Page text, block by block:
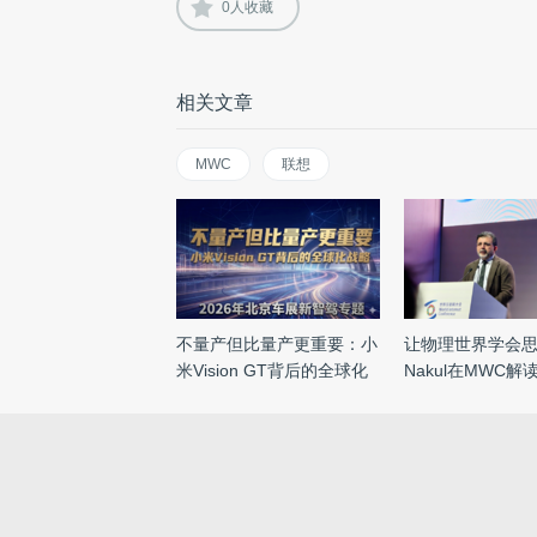
0人收藏
相关文章
MWC 联想
不量产但比量产更重要：小
米Vision GT背后的全球化
让物理世界学会
Nakul在MWC解